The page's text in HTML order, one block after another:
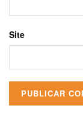
Site